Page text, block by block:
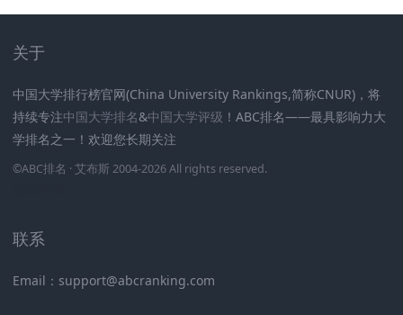
关于
中国大学排行榜官网(China University Rankings,简称CNUR)，将
持续专注中国大学排名&中国大学评级 ！ABC排名——最具影响力大
学排名之一！欢迎您长期关注
©ABC排名 · 艾布斯 2004-2026 All rights reserved.
联系
Email：support@abcranking.com